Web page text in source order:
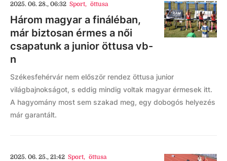
2025. 06. 28., 06:32 Sport, öttusa
Három magyar a fináléban,
már biztosan érmes a női
csapatunk a junior öttusa vb-
n
Székesfehérvár nem először rendez öttusa junior
világbajnokságot, s eddig mindig voltak magyar érmesek itt.
A hagyomány most sem szakad meg, egy dobogós helyezés
már garantált.
2025. 06. 25., 21:42 Sport, öttusa